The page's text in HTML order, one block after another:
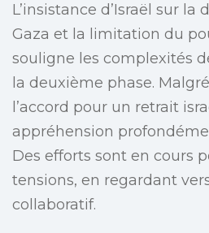
L’insistance d’Israël sur
Gaza et la limitation du
souligne les complexités
la deuxième phase.
l’accord pour un retrait
appréhension
Des efforts sont en cours
tensions, en regardant
collaboratif.